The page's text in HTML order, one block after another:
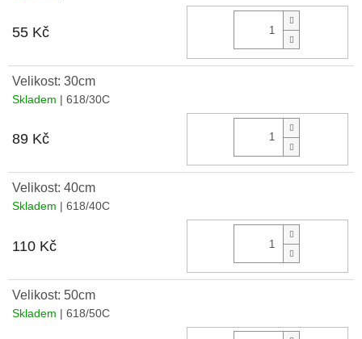
55 Kč
Velikost: 30cm
Skladem | 618/30C
89 Kč
Velikost: 40cm
Skladem | 618/40C
110 Kč
Velikost: 50cm
Skladem | 618/50C